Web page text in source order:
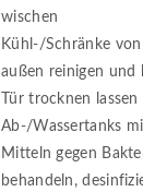
wischen
Kühl-/Schränke
außen reinigen und
Tür trocknen lassen
Ab-/Wassertanks
Mitteln gegen
behandeln,